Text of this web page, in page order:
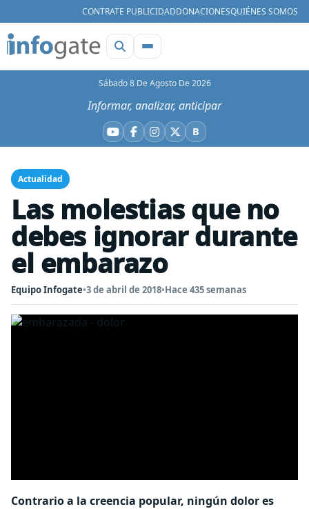
CONTRATE PUBLICIDADDONACIONESQUIÉNES SOMOS
Sábado 8 De Agosto De 2026
Informar, analizar, anticipar
YouTube
Facebook
Instagram
X BBluesky
Actualidad
Las molestias que no
debes ignorar durante
el embarazo
Equipo Infogate•3 de abril de 2018•Hace 435 semanas
Contrario a la creencia popular, ningún dolor es